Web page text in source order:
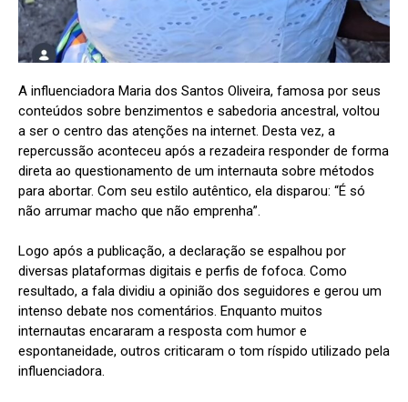
A influenciadora Maria dos Santos Oliveira, famosa por seus
conteúdos sobre benzimentos e sabedoria ancestral, voltou
a ser o centro das atenções na internet. Desta vez, a
repercussão aconteceu após a rezadeira responder de forma
direta ao questionamento de um internauta sobre métodos
para abortar. Com seu estilo autêntico, ela disparou: “É só
não arrumar macho que não emprenha”.
Logo após a publicação, a declaração se espalhou por
diversas plataformas digitais e perfis de fofoca. Como
resultado, a fala dividiu a opinião dos seguidores e gerou um
intenso debate nos comentários. Enquanto muitos
internautas encararam a resposta com humor e
espontaneidade, outros criticaram o tom ríspido utilizado pela
influenciadora.